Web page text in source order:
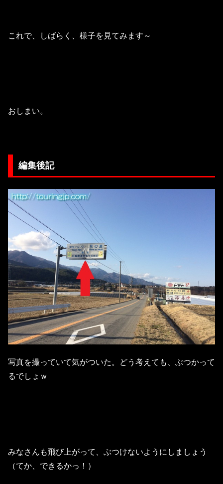
これで、しばらく、様子を見てみます～
おしまい。
編集後記
写真を撮っていて気がついた。どう考えても、ぶつかって
るでしょｗ
みなさんも飛び上がって、ぶつけないようにしましょう
（てか、できるかっ！）